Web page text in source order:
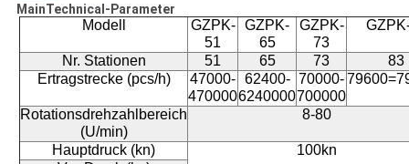
MainTechnical-Parameter
Modell
GZPK-
51
GZPK-
65
GZPK-
73
Nr. Stationen 51 65 73
83
Ertragstrecke (pcs/h)
47000-
470000
62400-
6240000
70000-
700000
Rotationsdrehzahlbereich
(U/min)
8-80
Hauptdruck (kn)
100kn